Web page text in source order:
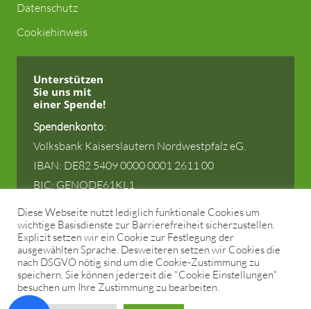
Datenschutz
Cookiehinweis
Unterstützen
Sie uns mit
einer Spende!
Spendenkonto:
Volksbank Kaiserslautern Nordwestpfalz eG.
IBAN: DE82 5409 0000 0001 2611 00
BIC: GENODE61KL1
© 2025 Stiftung zur Förderung der Kulturlandschaft
Rheinland-Pfalz (KULA).
Alle Rechte vorbehalten. Gestaltung und Umsetzung
Diese Webseite nutzt lediglich funktionale Cookies um
wichtige Basisdienste zur Barrierefreiheit sicherzustellen.
Explizit setzen wir ein Cookie zur Festlegung der
ausgewählten Sprache. Desweiteren setzen wir Cookies die
nach DSGVO nötig sind um die Cookie-Zustimmung zu
speichern. Sie können jederzeit die "Cookie Einstellungen"
besuchen um Ihre Zustimmung zu bearbeiten.